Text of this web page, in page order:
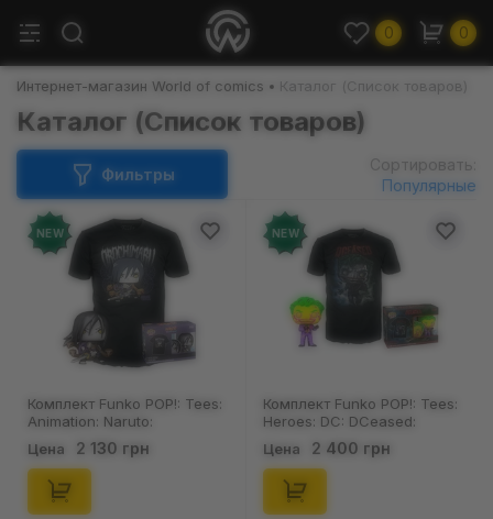
0 0
Интернет-магазин World of comics Каталог (Список товаров)
Каталог (Список товаров)
Фильтры
Сортировать:
Популярные
NEW
Комплект Funko POP!: Tees:
Animation: Naruto:
Orochimaru (Special Edition)
(M), (45383)
Цена 2 130 грн
NEW
Комплект Funko POP!: Tees:
Heroes: DC: DCeased:
Batman: The Jocker (Special
Edition) (M), (45475)
Цена 2 400 грн